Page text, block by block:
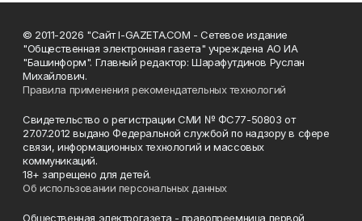
© 2011-2026 "Сайт I-GAZETA.COM - Сетевое издание
"Общественная электронная газета" учреждена АО ИА
"Башинформ". Главный редактор: Шарафутдинов Руслан
Михайлович.
Правила применения рекомендательных технологий
Свидетельство о регистрации СМИ № ФС77-50803 от
27.07.2012 выдано Федеральной службой по надзору в сфере
связи, информационных технологий и массовых
коммуникаций.
18+ запрещено для детей.
Об использовании персональных данных
Общественная электрогазета - правопреемница первой